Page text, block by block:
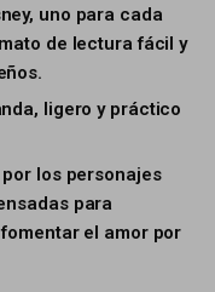
uno para cada
de lectura fácil y
ligero y práctico
los personajes
para
el amor por